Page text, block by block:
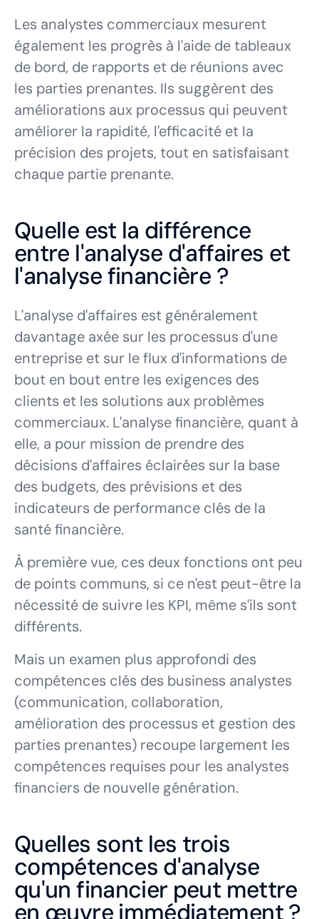
Les analystes commerciaux mesurent
également les progrès à l'aide de tableaux
de bord, de rapports et de réunions avec
les parties prenantes. Ils suggèrent des
améliorations aux processus qui peuvent
améliorer la rapidité, l'efficacité et la
précision des projets, tout en satisfaisant
chaque partie prenante.
Quelle est la différence
entre l'analyse d'affaires et
l'analyse financière ?
L'analyse d'affaires est généralement
davantage axée sur les processus d'une
entreprise et sur le flux d'informations de
bout en bout entre les exigences des
clients et les solutions aux problèmes
commerciaux. L'analyse financière, quant à
elle, a pour mission de prendre des
décisions d'affaires éclairées sur la base
des budgets, des prévisions et des
indicateurs de performance clés de la
santé financière.
À première vue, ces deux fonctions ont peu
de points communs, si ce n'est peut-être la
nécessité de suivre les KPI, même s'ils sont
différents.
Mais un examen plus approfondi des
compétences clés des business analystes
(communication, collaboration,
amélioration des processus et gestion des
parties prenantes) recoupe largement les
compétences requises pour les analystes
financiers de nouvelle génération.
Quelles sont les trois
compétences d'analyse
qu'un financier peut mettre
en œuvre immédiatement ?